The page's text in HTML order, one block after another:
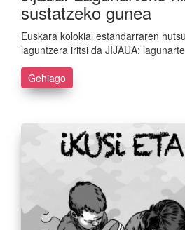
sustatzeko gunea
Euskara kolokial estandarraren
laguntzera iritsi da JIJAUA:
Gehiago